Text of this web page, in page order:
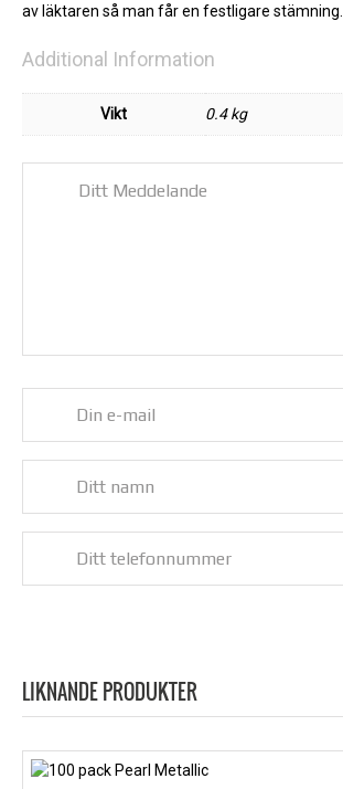
av läktaren så man får en festligare stämning.
Additional Information
Vikt 0.4 kg
LIKNANDE PRODUKTER